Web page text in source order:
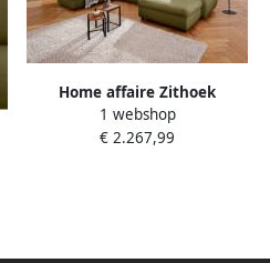
Home affaire Zithoek
Mauritius U-model met
verstelbare armleuningen en
1 webshop
€ 2.267,99